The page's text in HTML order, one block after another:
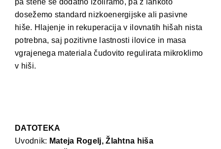
pa stene še dodatno izoliramo, pa z lahkoto
dosežemo standard nizkoenergijske ali pasivne
hiše. Hlajenje in rekuperacija v ilovnatih hišah nista
potrebna, saj pozitivne lastnosti ilovice in masa
vgrajenega materiala čudovito regulirata mikroklimo
v hiši.
DATOTEKA
Uvodnik: Mateja Rogelj, Žlahtna hiša